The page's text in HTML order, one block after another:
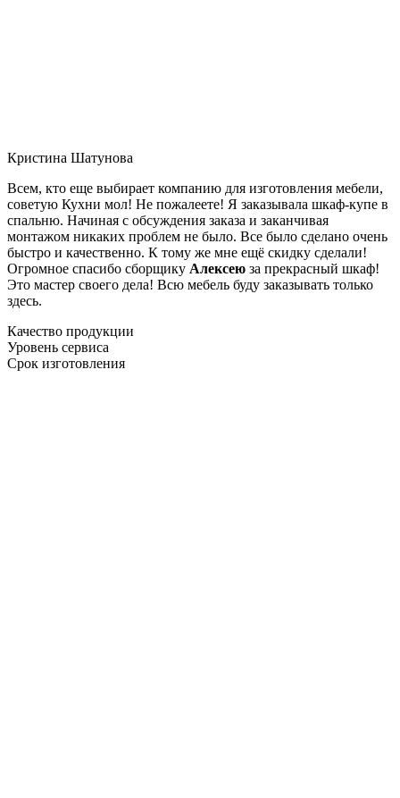
Кристина Шатунова
Всем, кто еще выбирает компанию для изготовления мебели,
советую Кухни мол! Не пожалеете! Я заказывала шкаф-купе в
спальню. Начиная с обсуждения заказа и заканчивая
монтажом никаких проблем не было. Все было сделано очень
быстро и качественно. К тому же мне ещё скидку сделали!
Огромное спасибо сборщику Алексею за прекрасный шкаф!
Это мастер своего дела! Всю мебель буду заказывать только
здесь.
Качество продукции
Уровень сервиса
Срок изготовления